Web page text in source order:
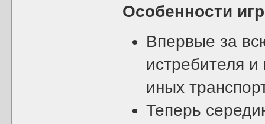
Особенности
Впервые за
истребителя
иных
Теперь